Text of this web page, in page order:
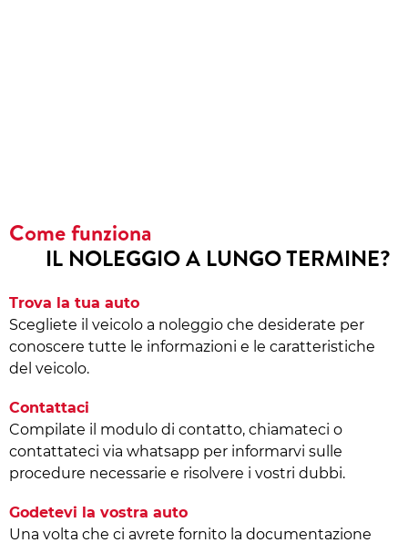
Come funziona
IL NOLEGGIO A LUNGO TERMINE?
Trova la tua auto
Scegliete il veicolo a noleggio che desiderate per
conoscere tutte le informazioni e le caratteristiche
del veicolo.
Contattaci
Compilate il modulo di contatto, chiamateci o
contattateci via whatsapp per informarvi sulle
procedure necessarie e risolvere i vostri dubbi.
Godetevi la vostra auto
Una volta che ci avrete fornito la documentazione